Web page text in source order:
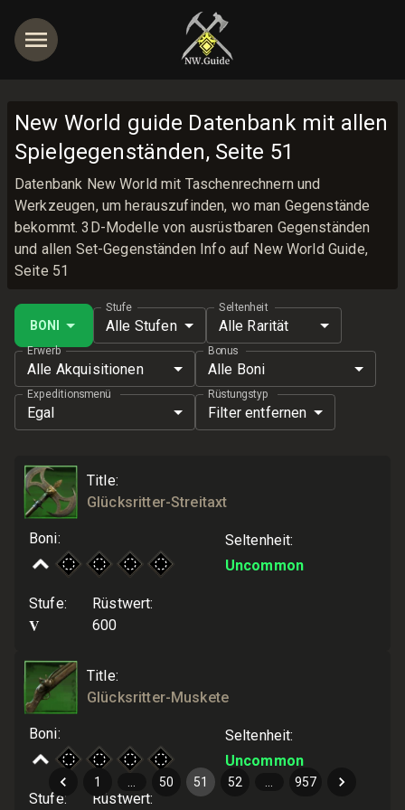
New World guide Datenbank mit allen
Spielgegenständen, Seite 51
Datenbank New World mit Taschenrechnern und
Werkzeugen, um herauszufinden, wo man Gegenstände
bekommt. 3D-Modelle von ausrüstbaren Gegenständen
und allen Set-Gegenständen Info auf New World Guide,
Seite 51
BONI
Stufe
Alle Stufen
Seltenheit
Alle Rarität
Erwerb
Alle Akquisitionen
Bonus
Alle Boni
Expeditionsmenü
Egal
Rüstungstyp
Filter entfernen
Title:
Glücksritter-Streitaxt
Boni: Seltenheit:
Uncommon
Stufe:
V
Rüstwert:
600
Title:
Glücksritter-Muskete
Boni: Seltenheit:
Uncommon
Stufe: Rüstwert:
1 50 51 52 957